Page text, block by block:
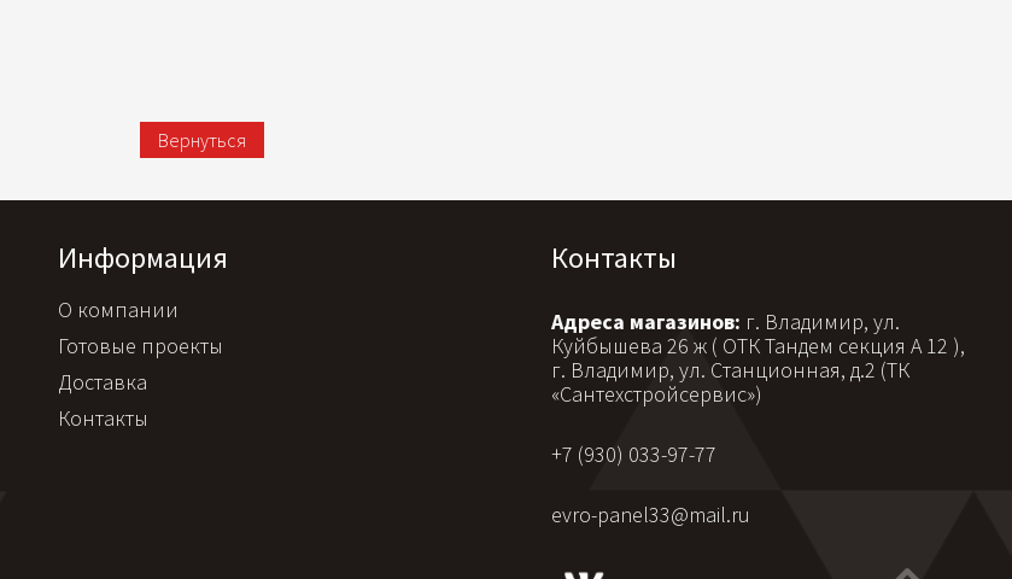
Вернуться
Информация
О компании
Готовые проекты
Доставка
Контакты
Контакты
Адреса магазинов: г. Владимир, ул.
Куйбышева 26 ж ( ОТК Тандем секция А 12 ),
г. Владимир, ул. Станционная, д.2 (ТК
«Сантехстройсервис»)
+7 (930) 033-97-77
evro-panel33@mail.ru